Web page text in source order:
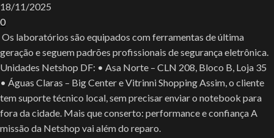
18/11/2025
0
Os laboratórios são equipados com ferramentas de última
geração e seguem padrões profissionais de segurança eletrônica.
Unidades Netshop DF: • Asa Norte – CLN 208, Bloco B, Loja 35
• Águas Claras – Big Center e Vitrinni Shopping Assim, o cliente
tem suporte técnico local, sem precisar enviar o notebook para
fora da cidade. Mais que conserto: performance e confiança A
missão da Netshop vai além do reparo.